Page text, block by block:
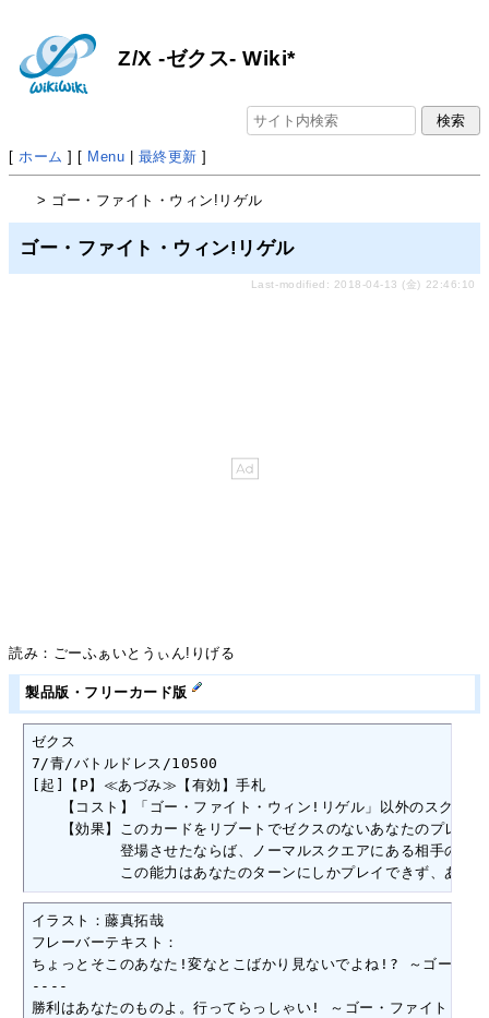
Z/X -ゼクス- Wiki*
[ ホーム ] [ Menu | 最終更新 ]
> ゴー・ファイト・ウィン!リゲル
ゴー・ファイト・ウィン!リゲル
Last-modified: 2018-04-13 (金) 22:46:10
読み：ごーふぁいとうぃん!りげる
製品版・フリーカード版
ゼクス
7/青/バトルドレス/10500
[起]【P】≪あづみ≫【有効】手札
【コスト】「ゴー・ファイト・ウィン!リゲル」以外のスクエア
【効果】このカードをリブートでゼクスのないあなたのプレイ
登場させたならば、ノーマルスクエアにある相手のゼクス
この能力はあなたのターンにしかプレイできず、あなたの
イラスト：藤真拓哉
フレーバーテキスト：
ちょっとそこのあなた!変なとこばかり見ないでよね!? ～ゴー・
----
勝利はあなたのものよ。行ってらっしゃい! ～ゴー・ファイト・